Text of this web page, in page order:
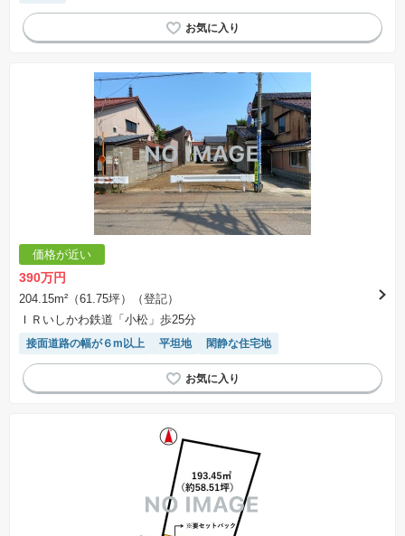
価格が近い
390万円
204.15m²（61.75坪）（登記）
ＩＲいしかわ鉄道「小松」歩25分
接面道路の幅が６m以上 平坦地 閑静な住宅地